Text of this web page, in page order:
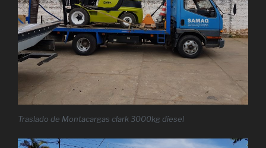
Traslado de Montacargas clark 3000kg diesel